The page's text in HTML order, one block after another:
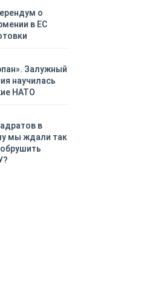
оружием,
продавать
о возможном
на
посту.
же рвётся на
о
в ЕС
Залужный
научилась
НАТО
в
мы ждали так